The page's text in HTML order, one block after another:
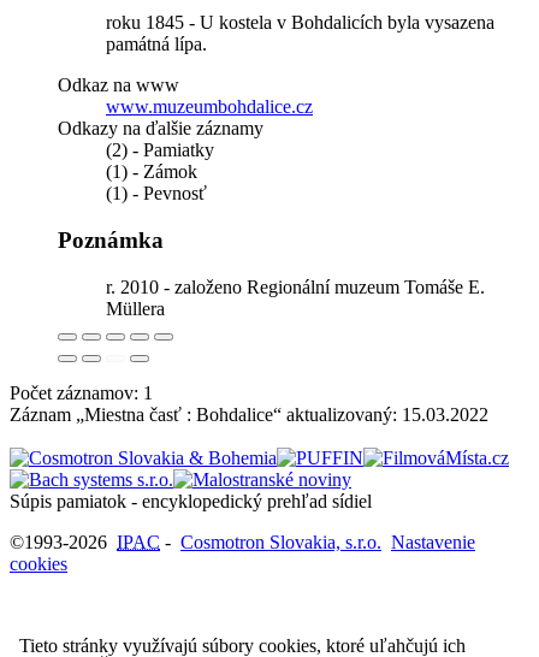
roku 1845 - U kostela v Bohdalicích byla vysazena
památná lípa.
Odkaz na www
www.muzeumbohdalice.cz
Odkazy na ďalšie záznamy
(2) - Pamiatky
(1) - Zámok
(1) - Pevnosť
Poznámka
r. 2010 - založeno Regionální muzeum Tomáše E.
Müllera
Počet záznamov: 1
Záznam „Miestna časť : Bohdalice“ aktualizovaný: 15.03.2022
Súpis pamiatok - encyklopedický prehľad sídiel
©1993-2026 IPAC - Cosmotron Slovakia, s.r.o. Nastavenie
cookies
Tieto stránky využívajú súbory cookies, ktoré uľahčujú ich